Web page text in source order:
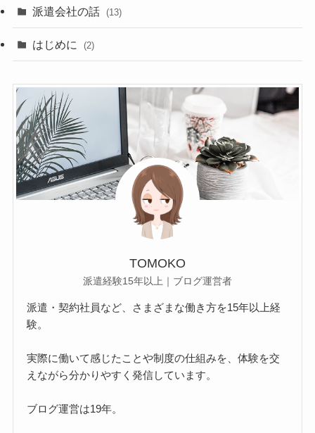
派遣会社の話 (13)
はじめに (2)
TOMOKO
派遣経験15年以上｜ブログ運営者
派遣・契約社員など、さまざまな働き方を15年以上経
験。
実際に働いて感じたことや制度の仕組みを、体験を交
えながら分かりやすく発信しています。
ブログ運営は19年。